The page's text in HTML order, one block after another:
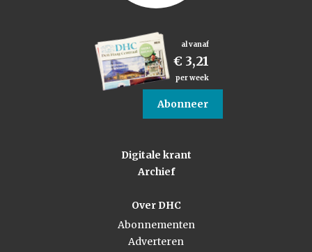
al vanaf
€ 3,21
per week
Abonneer
Digitale krant
Archief
Over DHC
Abonnementen
Adverteren